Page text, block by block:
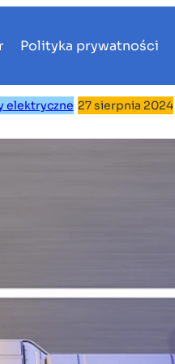
Polityka prywatności
elektryczne 27 sierpnia 2024